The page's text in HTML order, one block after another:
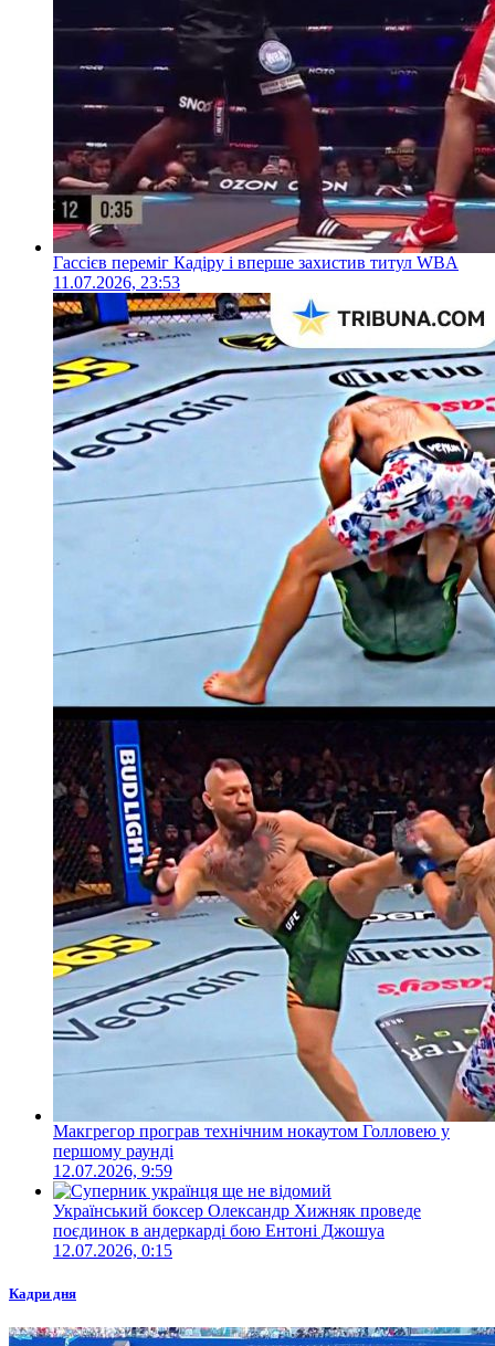
Гассієв переміг Кадіру і вперше захистив титул WBA
11.07.2026, 23:53
Макгрегор програв технічним нокаутом Голловею у
першому раунді
12.07.2026, 9:59
Український боксер Олександр Хижняк проведе
поєдинок в андеркарді бою Ентоні Джошуа
12.07.2026, 0:15
Кадри дня